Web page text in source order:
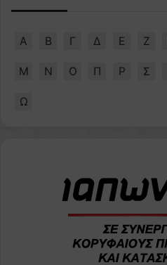
Α Β Γ Δ Ε Ζ
Μ Ν Ο Π Ρ Σ
Ω